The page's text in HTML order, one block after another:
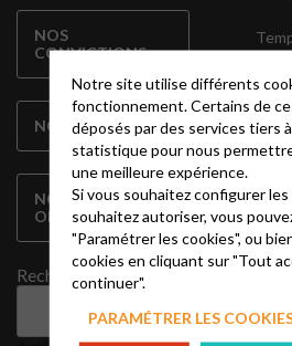
NOS
CONVICTIONS
NOTRE HISTOIRE
NOTRE
ORGANISATION
Rechercher
06
Notre site utilise différents
fonctionnement. Certains de
déposés par des services tiers
statistique pour nous
une meilleure expérience.
Si vous souhaitez configurer
souhaitez autoriser, vous
"Paramétrer les cookies", ou
cookies en cliquant sur "Tout
continuer".
PARAMÉTRER LES